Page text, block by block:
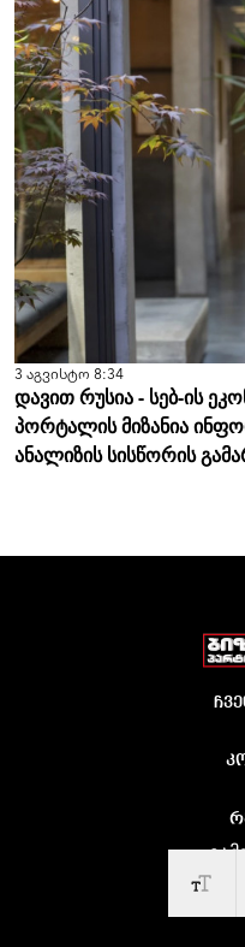
3 აგვისტო 8:34
დავით რუსია - სებ-ის
პორტალის მიზანია
ანალიზის სისწორის